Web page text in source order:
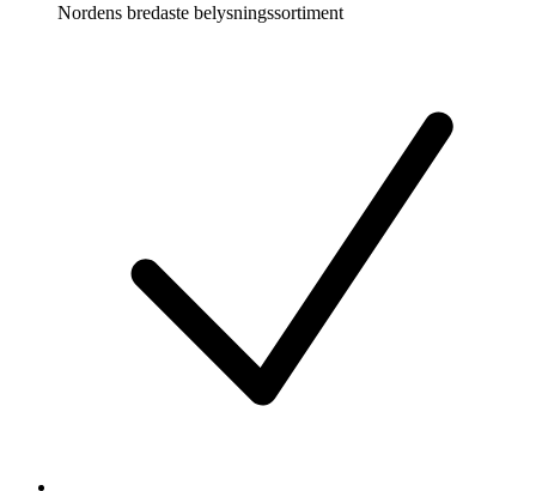
Nordens bredaste belysningssortiment